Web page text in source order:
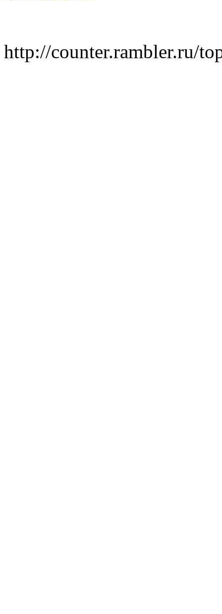
http://counter.rambler.ru/